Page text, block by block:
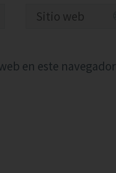
en este navegador